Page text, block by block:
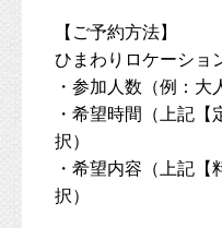
【ご予約方法】
ひまわりロケーショ
・参加人数（例：大
・希望時間（上記
択）
・希望内容（上記
択）